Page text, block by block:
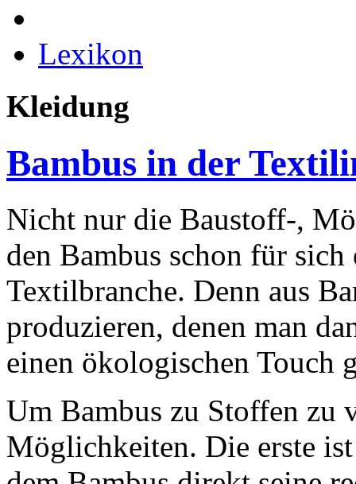
Lexikon
Kleidung
Bambus in der
Nicht nur die Baustoff-,
den Bambus schon für
Textilbranche. Denn aus
produzieren, denen man
einen ökologischen Touch
Um Bambus zu Stoffen zu
Möglichkeiten. Die erste